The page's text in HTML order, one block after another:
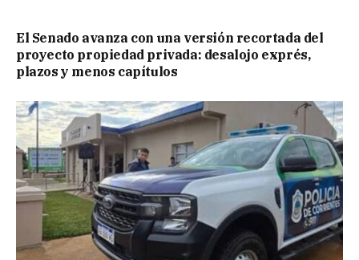
El Senado avanza con una versión recortada del
proyecto propiedad privada: desalojo exprés,
plazos y menos capítulos